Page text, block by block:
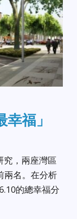
福」
，兩座灣區
兩名。在分析
的總幸福分